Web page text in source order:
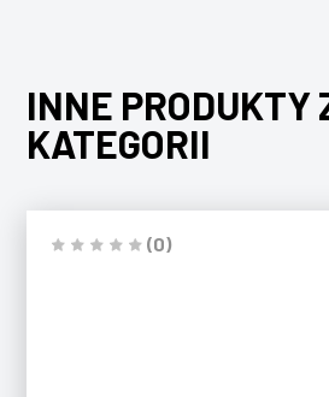
INNE PRODUKTY
KATEGORII
(0)